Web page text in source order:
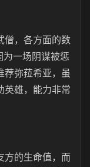
僧，各方面的数
为一场阴谋被惩
荐弥菈希亚，虽
英雄，能力非常
方的生命值，而